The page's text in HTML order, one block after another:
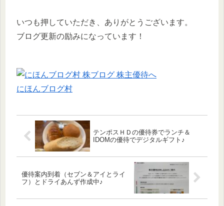
いつも押していただき、ありがとうございます。
ブログ更新の励みになっています！
にほんブログ村
テンポスＨＤの優待券でランチ＆
IDOMの優待でデジタルギフト♪
優待案内到着（セブン＆アイとライ
フ）とドライあんず作成中♪